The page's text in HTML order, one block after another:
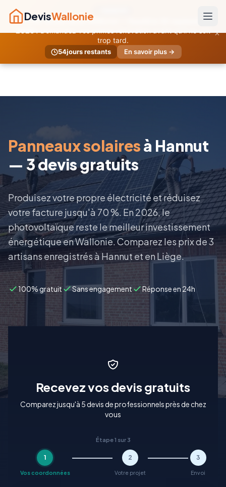
DevisWallonie
Primes temporaires Wallonie — Deadline 30 septembre
trop tard.
54jours restants En savoir plus →
×
Panneaux solairesà Hannut
— 3 devis gratuits
Produisez votre propre électricité et réduisez
votre facture jusqu'à 70 %. En 2026, le
photovoltaïque reste le meilleur investissement
énergétique en Wallonie. Comparez les prix de 3
artisans enregistrés à Hannut et en Liège.
100% gratuit Sans engagement Réponse en 24h
Recevez vos devis gratuits
Comparez jusqu'à 5 devis de professionnels près de chez
vous
Étape 1 sur 3
1
Vos coordonnées
2
Votre projet
3
Envoi